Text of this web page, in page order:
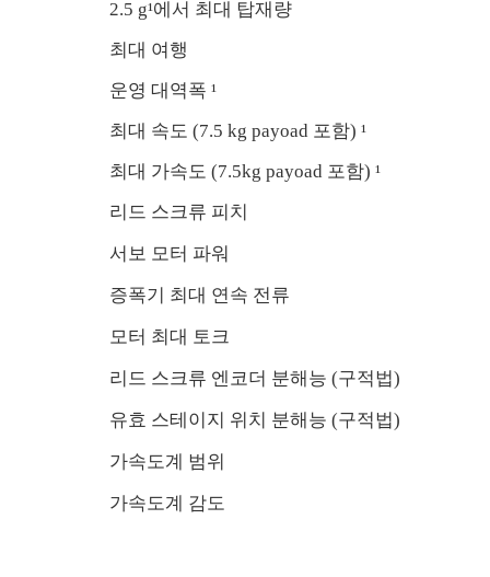
2.5 g¹에서 최대 탑재량
최대 여행
운영 대역폭 ¹
최대 속도 (7.5 kg payoad 포함) ¹
최대 가속도 (7.5kg payoad 포함) ¹
리드 스크류 피치
서보 모터 파워
증폭기 최대 연속 전류
모터 최대 토크
리드 스크류 엔코더 분해능 (구적법)
유효 스테이지 위치 분해능 (구적법)
가속도계 범위
가속도계 감도